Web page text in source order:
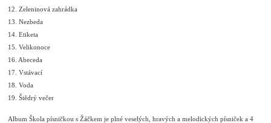
12. Zeleninová zahrádka
13. Nezbeda
14. Etiketa
15. Velikonoce
16. Abeceda
17. Vstávací
18. Voda
19. Štědrý večer
Album Škola písničkou s Žáčkem je plné veselých, hravých a melodických písniček a 4